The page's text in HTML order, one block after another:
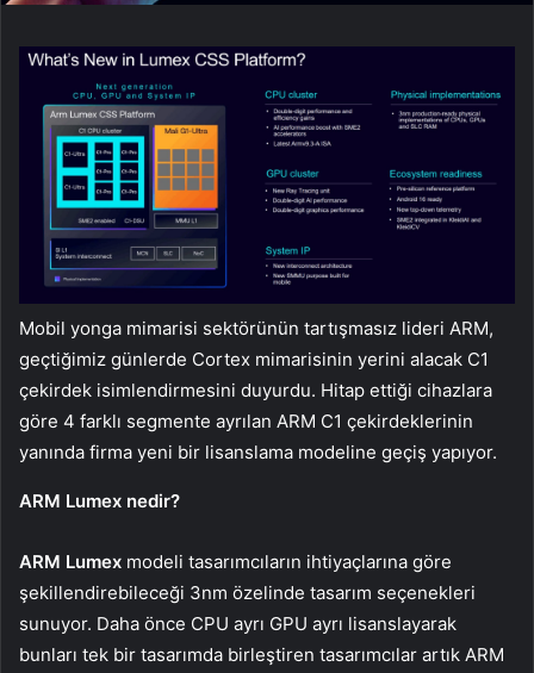
Mobil yonga mimarisi sektörünün tartışmasız lideri ARM,
geçtiğimiz günlerde Cortex mimarisinin yerini alacak C1
çekirdek isimlendirmesini duyurdu. Hitap ettiği cihazlara
göre 4 farklı segmente ayrılan ARM C1 çekirdeklerinin
yanında firma yeni bir lisanslama modeline geçiş yapıyor.
ARM Lumex nedir?
ARM Lumex modeli tasarımcıların ihtiyaçlarına göre
şekillendirebileceği 3nm özelinde tasarım seçenekleri
sunuyor. Daha önce CPU ayrı GPU ayrı lisanslayarak
bunları tek bir tasarımda birleştiren tasarımcılar artık ARM